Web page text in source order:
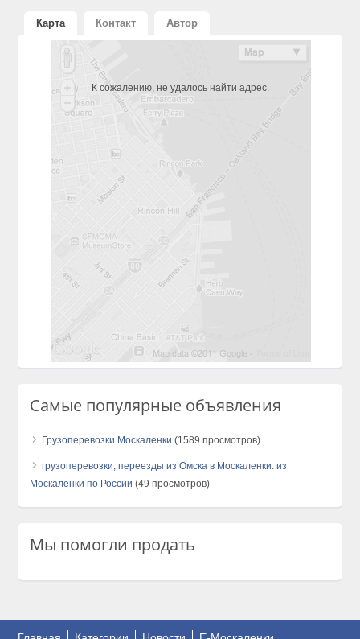
Карта Контакт Автор
К сожалению, не удалось найти адрес.
Самые популярные объявления
Грузоперевозки Москаленки (1589 просмотров)
грузоперевозки, переезды из Омска в Москаленки. из
Москаленки по России (49 просмотров)
Мы помогли продать